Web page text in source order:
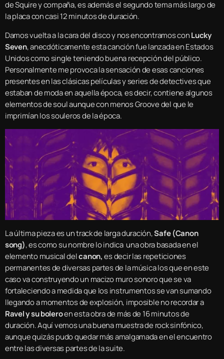
de Squire y compaña, es además el segundo tema más largo de
la placa con casi 12 minutos de duración.
Damos vuelta a la cara del disco y nos encontramos conLucky
Seven, anecdóticamente esta canción fue lanzada en Estados
Unidos como single teniendo buena recepción del público.
Personalmente me provoca la sensación de esas canciones
presentes en las clásicas películas y series de detectives que
estaban de moda en aquella época, es decir, contiene algunos
elementos de soul aunque con menos Groove del que le
imprimían los souleros de la época.
La última pieza es un track de larga duración,Safe (Canon
song), es como su nombre lo indica una obra basada en el
elemento musical delcanon,es decir las repeticiones
permanentes de diversas partes de la música los que en este
caso va construyendo un macizo muro sonoro que se va
fortaleciendo a medida que los instrumentos se van sumando
llegando a momentos de explosión, imposible no recordar a
Ravel y su boleroen esta obra de más de 16 minutos de
duración. Aquí vemos una buena muestra de rock sinfónico,
aunque quizás pudo quedar más amalgamada en el encuentro
entre las diversas partes de la suite.